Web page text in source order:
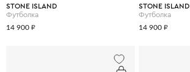
STONE ISLAND
Футболка
14 900 ₽
STONE ISLAND
Футболка
14 900 ₽